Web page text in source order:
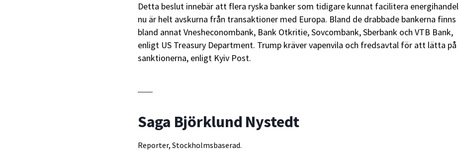
Detta beslut innebär att flera ryska banker som tidigare kunnat facilitera energihandel
nu är helt avskurna från transaktioner med Europa. Bland de drabbade bankerna finns
bland annat Vnesheconombank, Bank Otkritie, Sovcombank, Sberbank och VTB Bank,
enligt US Treasury Department. Trump kräver vapenvila och fredsavtal för att lätta på
sanktionerna, enligt Kyiv Post.
Saga Björklund Nystedt
Reporter, Stockholmsbaserad.